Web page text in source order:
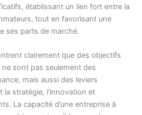
établissant un lien fort entre la
tout en favorisant une
ses parts de marché.
clairement que des objectifs
sont pas seulement des
mais aussi des leviers
stratégie, l’innovation et
La capacité d’une entreprise à